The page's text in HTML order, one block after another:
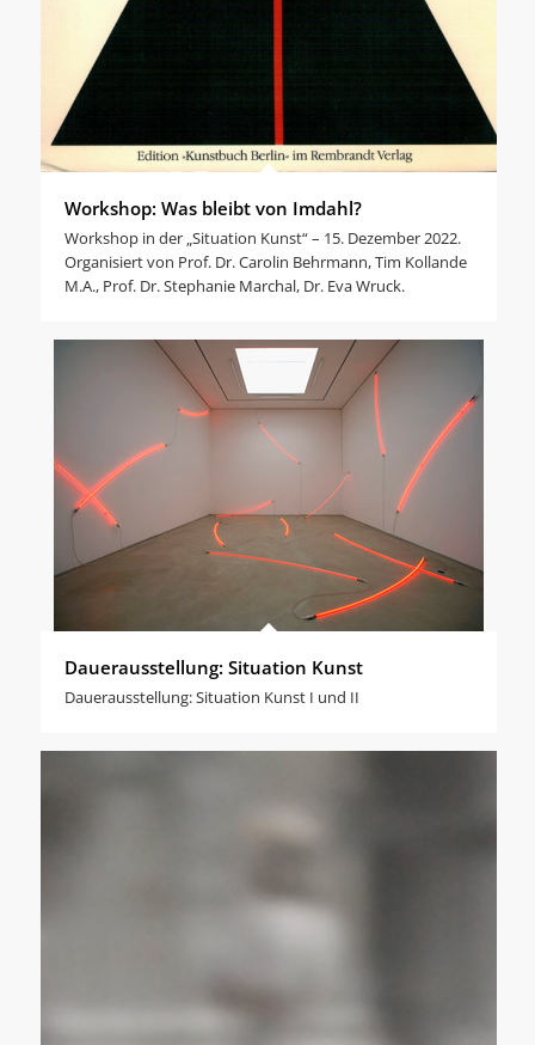
Workshop: Was bleibt von Imdahl?
Workshop in der „Situation Kunst“ – 15. Dezember 2022.
Organisiert von Prof. Dr. Carolin Behrmann, Tim Kollande
M.A., Prof. Dr. Stephanie Marchal, Dr. Eva Wruck.
Dauerausstellung: Situation Kunst
Dauerausstellung: Situation Kunst I und II